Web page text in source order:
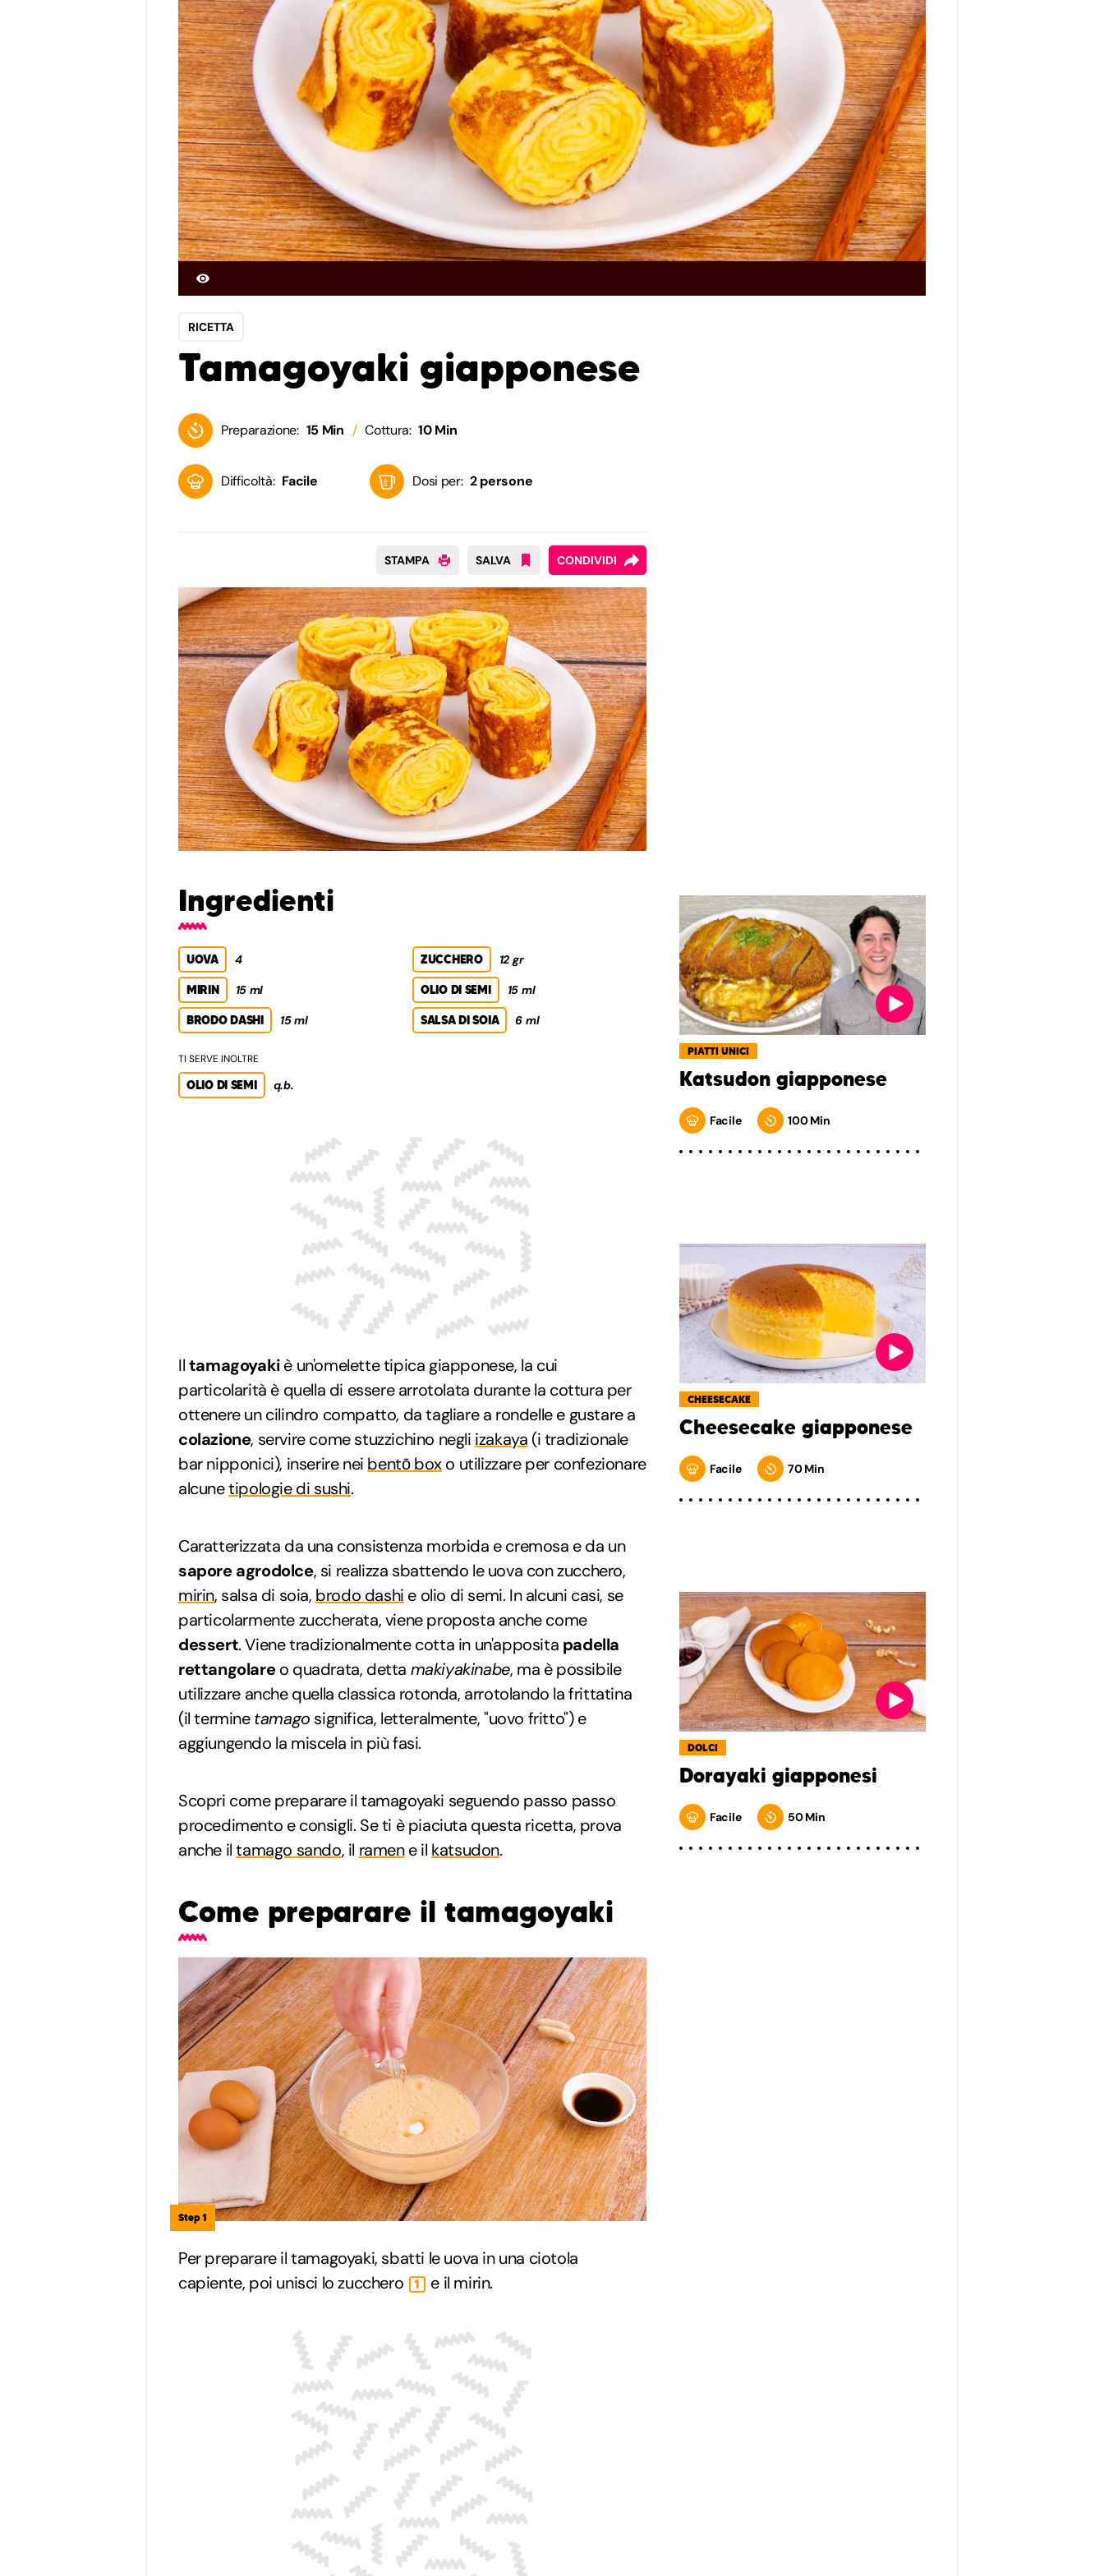
RICETTA
Tamagoyaki giapponese
Preparazione: 15 Min Cottura: 10 Min
Difficoltà: Facile Dosi per: 2 persone
STAMPA SALVA CONDIVIDI
Ingredienti
UOVA 4 ZUCCHERO 12 gr
MIRIN 15 ml OLIO DI SEMI 15 ml
BRODO DASHI 15 ml SALSA DI SOIA 6 ml
TI SERVE INOLTRE
OLIO DI SEMI q.b.
Iltamagoyakiè un'omelette tipica giapponese, la cui
particolarità è quella di essere arrotolata durante la cottura per
ottenere un cilindro compatto, da tagliare a rondelle e gustare a
colazione, servire come stuzzichino negli izakaya (i tradizionale
bar nipponici), inserire nei bentō boxo utilizzare per confezionare
alcunetipologie di sushi.
Caratterizzata da una consistenza morbida e cremosa e da un
sapore agrodolce, si realizza sbattendo le uova con zucchero,
mirin, salsa di soia, brodo dashi e olio di semi. In alcuni casi, se
particolarmente zuccherata, viene proposta anche come
dessert. Viene tradizionalmente cotta in un'apposita padella
rettangolareo quadrata, detta makiyakinabe, ma è possibile
utilizzare anche quella classica rotonda, arrotolando la frittatina
(il terminetamago significa, letteralmente, "uovo fritto") e
aggiungendo la miscela in più fasi.
Scopri come preparare il tamagoyaki seguendo passo passo
procedimento e consigli. Se ti è piaciuta questa ricetta, prova
anche iltamago sando, il ramene il katsudon.
Come preparare il tamagoyaki
Step 1
Per preparare il tamagoyaki, sbatti le uova in una ciotola
capiente, poi unisci lo zucchero
1 e il mirin.
PIATTI UNICI
Katsudon giapponese
Facile 100 Min
CHEESECAKE
Cheesecake giapponese
Facile 70 Min
DOLCI
Dorayaki giapponesi
Facile 50 Min